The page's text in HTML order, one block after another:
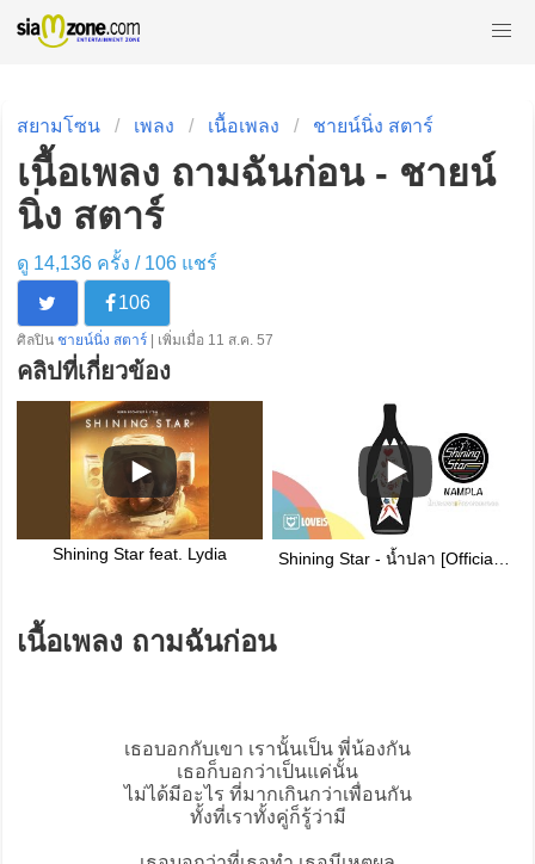
สยามโซน เพลง เนื้อเพลง ชายน์นิ่ง สตาร์
เนื้อเพลง ถามฉันก่อน - ชายน์
นิ่ง สตาร์
ดู 14,136 ครั้ง / 106แชร์
106
ศิลปิน ชายน์นิ่ง สตาร์ | เพิ่มเมื่อ 11 ส.ค. 57
คลิปที่เกี่ยวข้อง
Shining Star feat. Lydia Shining Star - น้ำปลา [Official Lyrics Video]
เนื้อเพลง ถามฉันก่อน
เธอบอกกับเขา เรานั้นเป็น พี่น้องกัน
เธอก็บอกว่าเป็นแค่นั้น
ไม่ได้มีอะไร ที่มากเกินกว่าเพื่อนกัน
ทั้งที่เราทั้งคู่ก็รู้ว่ามี